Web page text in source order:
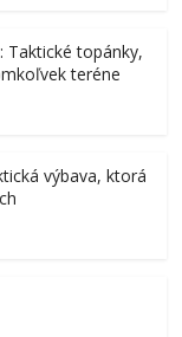
Taktické topánky,
teréne
výbava, ktorá